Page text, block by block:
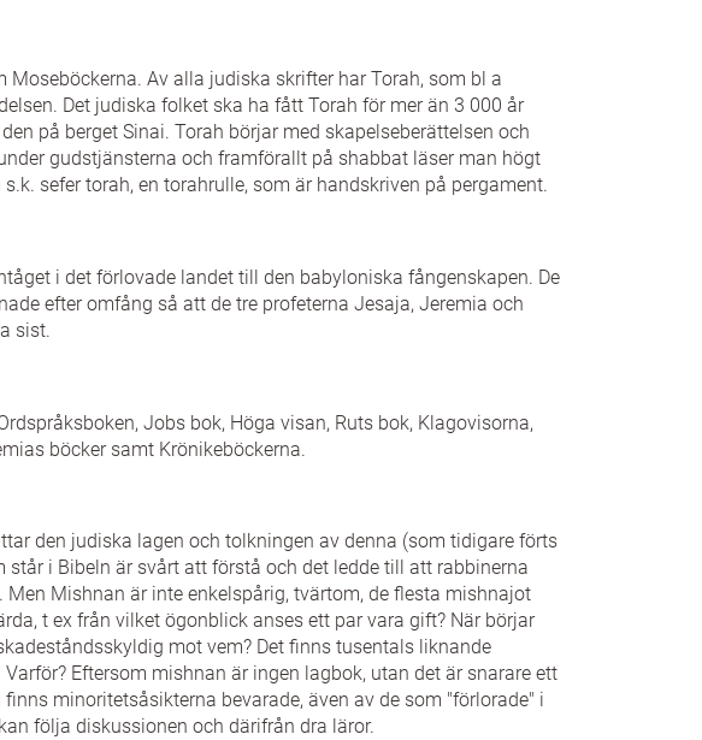
Moseböckerna. Av alla judiska skrifter har Torah, som bl a
Det judiska folket ska ha fått Torah för mer än 3 000 år
på berget Sinai. Torah börjar med skapelseberättelsen och
gudstjänsterna och framförallt på shabbat läser man högt
sefer torah, en torahrulle, som är handskriven på pergament.
i det förlovade landet till den babyloniska fångenskapen. De
efter omfång så att de tre profeterna Jesaja, Jeremia och
sist.
Jobs bok, Höga visan, Ruts bok, Klagovisorna,
böcker samt Krönikeböckerna.
den judiska lagen och tolkningen av denna (som tidigare förts
i Bibeln är svårt att förstå och det ledde till att rabbinerna
Mishnan är inte enkelspårig, tvärtom, de flesta mishnajot
t ex från vilket ögonblick anses ett par vara gift? När börjar
mot vem? Det finns tusentals liknande
Eftersom mishnan är ingen lagbok, utan det är snarare ett
minoritetsåsikterna bevarade, även av de som "förlorade" i
följa diskussionen och därifrån dra läror.